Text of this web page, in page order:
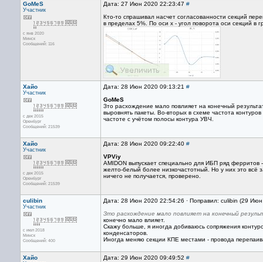
GoMeS
Участник
с янв 2020
Минск
Сообщений: 116
Дата: 27 Июн 2020 22:23:47 #
Кто-то спрашивал насчет согласованности секций
в пределах 5%. По оси х - угол поворота оси секций в
Хайо
Участник
с дек 2015
Оренбург
Сообщений: 21539
Дата: 28 Июн 2020 09:13:21 #
GoMeS
Зто расхождение мало повлияет на конечный
выровнять пакеты. Во-вторых в схеме частота
частоте с учётом полосы контура УВЧ.
Хайо
Участник
с дек 2015
Оренбург
Сообщений: 21539
Дата: 28 Июн 2020 09:22:40 #
VPViy
AMIDON выпускает специально для ИБП ряд
желто-белый более низкочастотный. Но у них это
ничего не получается, проверено.
culibin
Участник
с июл 2018
Минск
Сообщений: 400
Дата: 28 Июн 2020 22:54:26 · Поправил: culibin (29
Зто расхождение мало повлияет на конечный
конечно мало влияет.
Скажу больше, я иногда добиваюсь сопряжения
конденсаторов.
Иногда меняю секции КПЕ местами - провода
Хайо Дата: 29 Июн 2020 09:49:52 #